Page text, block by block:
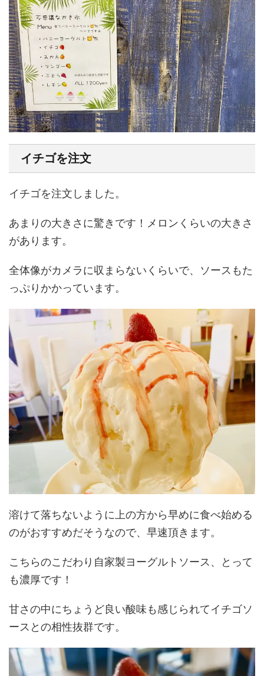
イチゴを注文
イチゴを注文しました。
あまりの大きさに驚きです！メロンくらいの大きさ
があります。
全体像がカメラに収まらないくらいで、ソースもた
っぷりかかっています。
溶けて落ちないように上の方から早めに食べ始める
のがおすすめだそうなので、早速頂きます。
こちらのこだわり自家製ヨーグルトソース、とって
も濃厚です！
甘さの中にちょうど良い酸味も感じられてイチゴソ
ースとの相性抜群です。